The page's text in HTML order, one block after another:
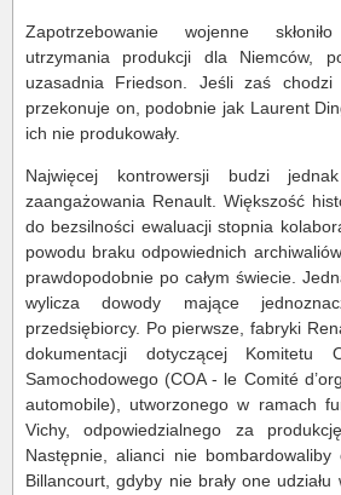
Zapotrzebowanie wojenne
utrzymania produkcji dla Niemców,
uzasadnia Friedson. Jeśli zaś chodzi
przekonuje on, podobnie jak Laurent
ich nie produkowały.
Najwięcej kontrowersji budzi
zaangażowania Renault. Większość
do bezsilności ewaluacji stopnia
powodu braku odpowiednich
prawdopodobnie po całym świecie.
wylicza dowody mające
przedsiębiorcy. Po pierwsze, fabryki
dokumentacji dotyczącej Komitetu
Samochodowego (COA - le Comité
automobile), utworzonego w ramach
Vichy, odpowiedzialnego za
Następnie, alianci nie
Billancourt, gdyby nie brały one